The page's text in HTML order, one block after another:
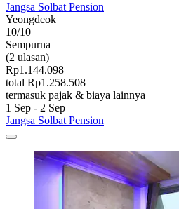
Jangsa Solbat Pension
Yeongdeok
10/10
Sempurna
(2 ulasan)
Rp1.144.098
total Rp1.258.508
termasuk pajak & biaya lainnya
1 Sep - 2 Sep
Jangsa Solbat Pension